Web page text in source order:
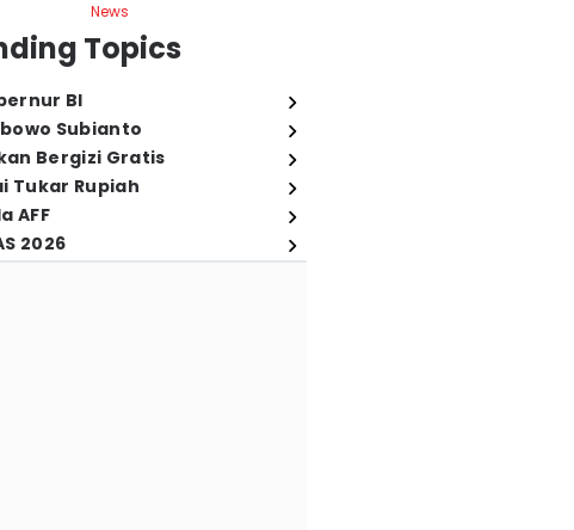
News
Topics
BI
Subianto
Bergizi Gratis
Tukar Rupiah
AFF
2026